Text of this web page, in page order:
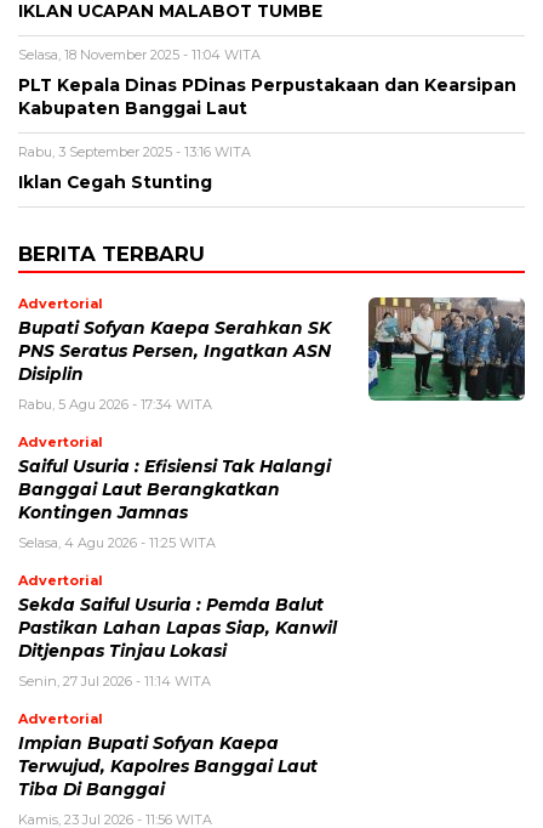
IKLAN UCAPAN MALABOT TUMBE
Selasa, 18 November 2025 - 11:04 WITA
PLT Kepala Dinas PDinas Perpustakaan dan Kearsipan
Kabupaten Banggai Laut
Rabu, 3 September 2025 - 13:16 WITA
Iklan Cegah Stunting
BERITA TERBARU
Advertorial
Bupati Sofyan Kaepa Serahkan SK
PNS Seratus Persen, Ingatkan ASN
Disiplin
Rabu, 5 Agu 2026 - 17:34 WITA
Advertorial
Saiful Usuria : Efisiensi Tak Halangi
Banggai Laut Berangkatkan
Kontingen Jamnas
Selasa, 4 Agu 2026 - 11:25 WITA
Advertorial
Sekda Saiful Usuria : Pemda Balut
Pastikan Lahan Lapas Siap, Kanwil
Ditjenpas Tinjau Lokasi
Senin, 27 Jul 2026 - 11:14 WITA
Advertorial
Impian Bupati Sofyan Kaepa
Terwujud, Kapolres Banggai Laut
Tiba Di Banggai
Kamis, 23 Jul 2026 - 11:56 WITA